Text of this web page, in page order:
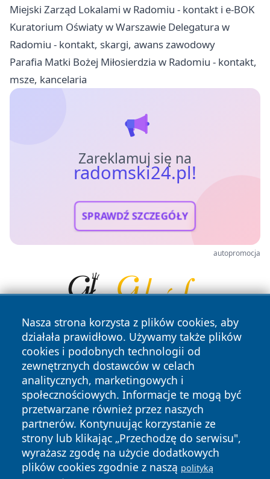
Miejski Zarząd Lokalami w Radomiu - kontakt i e-BOK
Kuratorium Oświaty w Warszawie Delegatura w
Radomiu - kontakt, skargi, awans zawodowy
Parafia Matki Bożej Miłosierdzia w Radomiu - kontakt,
msze, kancelaria
Zareklamuj się na
radomski24.pl!
SPRAWDŹ SZCZEGÓŁY
autopromocja
Nasza strona korzysta z plików cookies, aby
działała prawidłowo. Używamy także plików
cookies i podobnych technologii od
zewnętrznych dostawców w celach
analitycznych, marketingowych i
społecznościowych. Informacje te mogą być
przetwarzane również przez naszych
partnerów. Kontynuując korzystanie ze
strony lub klikając „Przechodzę do serwisu",
wyrażasz zgodę na użycie dodatkowych
plików cookies zgodnie z naszą polityką
Copyright © 2026 radomski24.pl Wszystkie prawa
zastrzeżone.
News Autorzy
Polityka
Polityka